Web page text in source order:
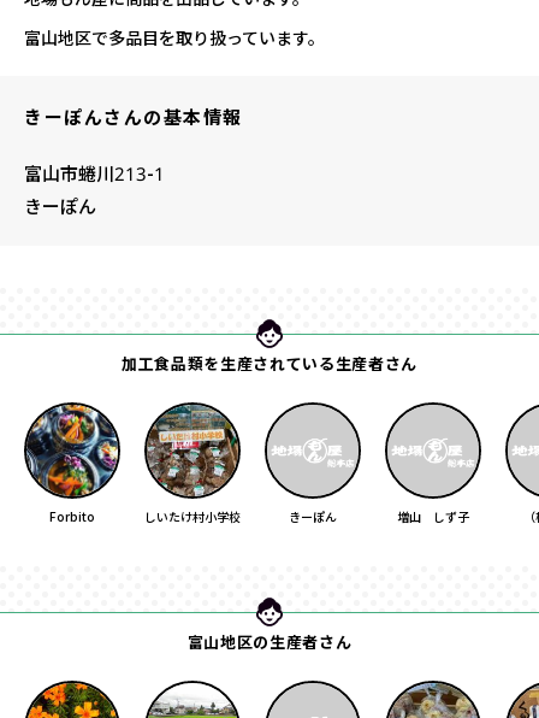
富山地区で多品目を取り扱っています。
きーぽんさんの基本情報
富山市蜷川213-1
きーぽん
加工食品類を生産されている生産者さん
Forbito しいたけ村小学校 きーぽん 増山 しず子
富山地区の生産者さん